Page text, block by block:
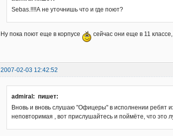
Sebas.!!!!А не уточнишь что и где поют?
Ну пока поют еще в корпусе сейчас они еще в 11
2007-02-03 12:42:52
admiral: пишет:
Вновь и вновь слушаю "Офицеры" в исполнении ребят
неповторимая , вот прислушайтесь и поймёте, что это